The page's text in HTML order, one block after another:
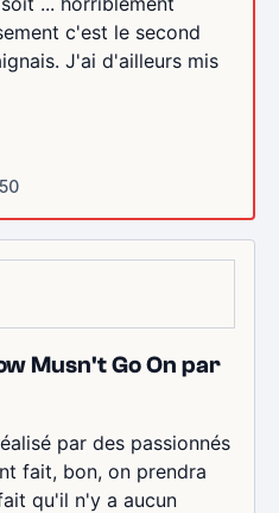
c'est le second
J'ai d'ailleurs mis
Musn't Go On par
par des passionnés
fait, bon, on prendra
qu'il n'y a aucun